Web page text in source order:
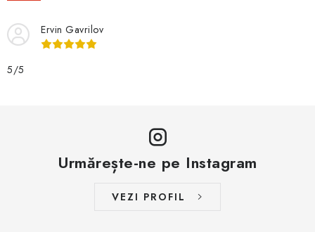
Ervin Gavrilov
5/5
Urmărește-ne pe Instagram
VEZI PROFIL